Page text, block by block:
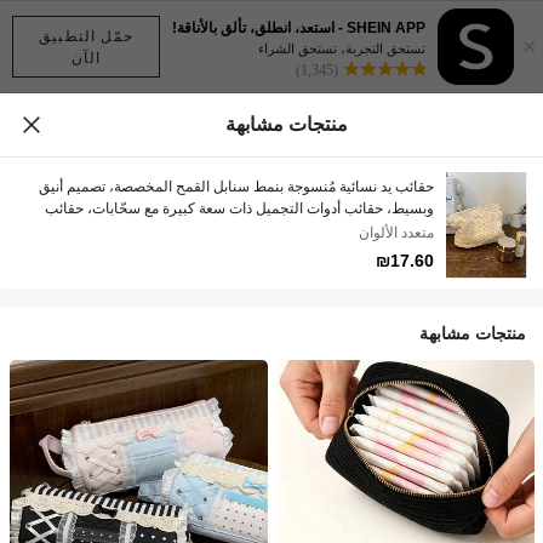
حمّل التطبيق
الآن
×
SHEIN APP - استعد، انطلق، تألق بالأناقة!
تستحق التجربة، تستحق الشراء
(1,345)
منتجات مشابهة
حقائب يد نسائية مُنسوجة بنمط سنابل القمح المخصصة، تصميم أنيق
وبسيط، حقائب أدوات التجميل ذات سعة كبيرة مع سحّابات، حقائب
تخزين محمولة لاستخدام اليومي، هدايا أنيقة وإبداعية - ضرورية للسفر.
متعدد الألوان
₪17.60
منتجات مشابهة